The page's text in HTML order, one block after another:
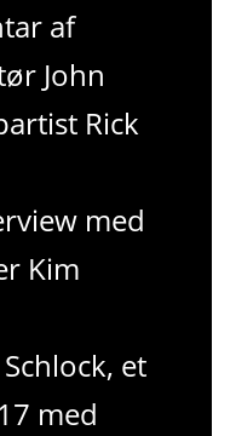
af
John
Rick
med
Kim
et
med